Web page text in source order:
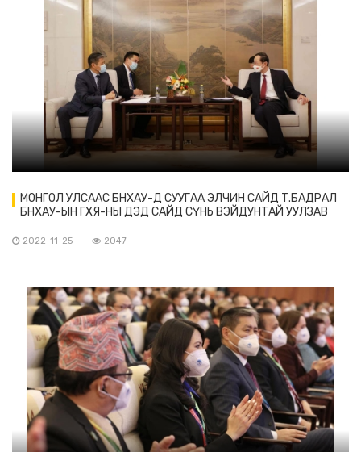
МОНГОЛ УЛСААС БНХАУ-Д СУУГАА ЭЛЧИН САЙД Т.БАДРАЛ
БНХАУ-ЫН ГХЯ-НЫ ДЭД САЙД СҮНЬ ВЭЙДУНТАЙ УУЛЗАВ
2022-11-25 2047